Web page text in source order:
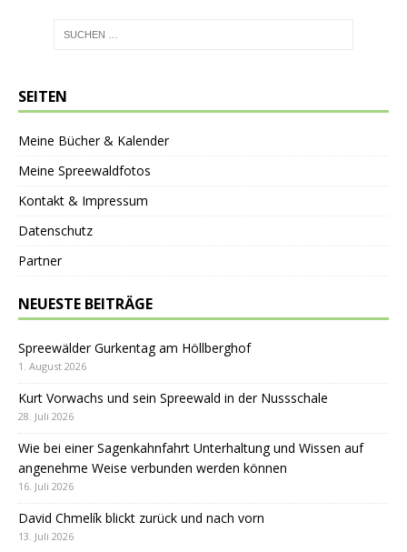
SEITEN
Meine Bücher & Kalender
Meine Spreewaldfotos
Kontakt & Impressum
Datenschutz
Partner
NEUESTE BEITRÄGE
Spreewälder Gurkentag am Höllberghof
1. August 2026
Kurt Vorwachs und sein Spreewald in der Nussschale
28. Juli 2026
Wie bei einer Sagenkahnfahrt Unterhaltung und Wissen auf
angenehme Weise verbunden werden können
16. Juli 2026
David Chmelík blickt zurück und nach vorn
13. Juli 2026